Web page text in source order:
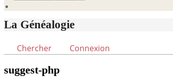
La Généalogie
Chercher Connexion
suggest-php